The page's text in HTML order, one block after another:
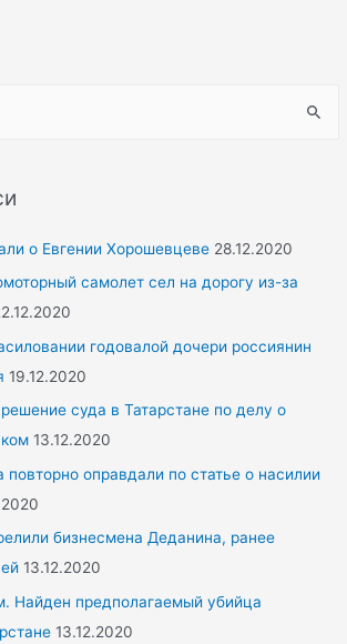
о Евгении Хорошевцеве 28.12.2020
самолет сел на дорогу из-за
годовалой дочери россиянин
19.12.2020
суда в Татарстане по делу о
13.12.2020
повторно оправдали по статье о насилии
бизнесмена Деданина, ранее
13.12.2020
Найден предполагаемый убийца
13.12.2020